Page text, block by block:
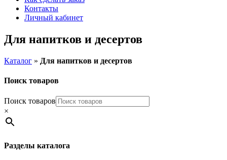
Контакты
Личный кабинет
Для напитков и десертов
Каталог » Для напитков и десертов
Поиск товаров
Поиск товаров
×
Разделы каталога